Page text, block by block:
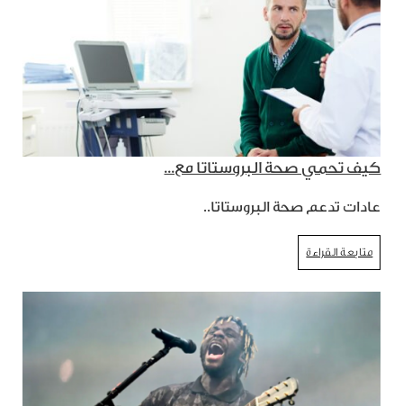
كيف تحمي صحة البروستاتا مع...
عادات تدعم صحة البروستاتا..
متابعة القراءة